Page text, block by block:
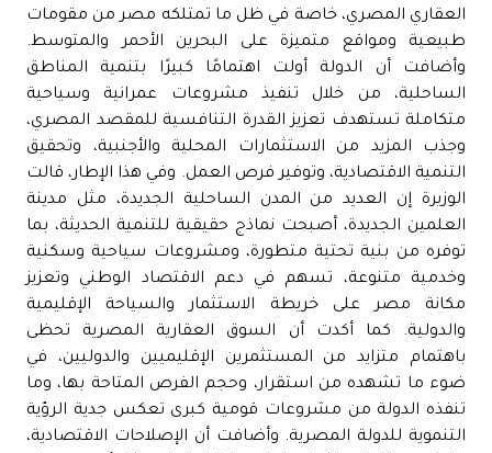
العقاري المصري، خاصة في ظل ما تمتلكه مصر من مقومات
طبيعية ومواقع متميزة على البحرين الأحمر والمتوسط.
وأضافت أن الدولة أولت اهتمامًا كبيرًا بتنمية المناطق
الساحلية، من خلال تنفيذ مشروعات عمرانية وسياحية
متكاملة تستهدف تعزيز القدرة التنافسية للمقصد المصري،
وجذب المزيد من الاستثمارات المحلية والأجنبية، وتحقيق
التنمية الاقتصادية، وتوفير فرص العمل. وفي هذا الإطار، قالت
الوزيرة إن العديد من المدن الساحلية الجديدة، مثل مدينة
العلمين الجديدة، أصبحت نماذج حقيقية للتنمية الحديثة، بما
توفره من بنية تحتية متطورة، ومشروعات سياحية وسكنية
وخدمية متنوعة، تسهم في دعم الاقتصاد الوطني وتعزيز
مكانة مصر على خريطة الاستثمار والسياحة الإقليمية
والدولية. كما أكدت أن السوق العقارية المصرية تحظى
باهتمام متزايد من المستثمرين الإقليميين والدوليين، في
ضوء ما تشهده من استقرار، وحجم الفرص المتاحة بها، وما
تنفذه الدولة من مشروعات قومية كبرى تعكس جدية الرؤية
التنموية للدولة المصرية. وأضافت أن الإصلاحات الاقتصادية،